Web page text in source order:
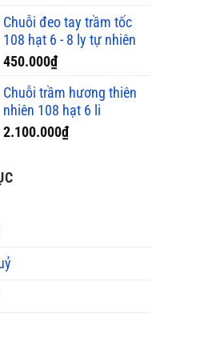
Chuỗi đeo tay trầm tốc
108 hạt 6 - 8 ly tự nhiên
450.000₫
Chuỗi trầm hương thiên
nhiên 108 hạt 6 li
2.100.000₫